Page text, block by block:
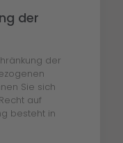
der
der
Sie sich
auf
besteht in